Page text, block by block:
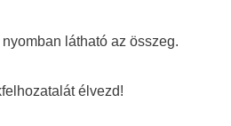
látható az összeg.
élvezd!